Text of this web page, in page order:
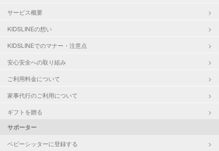
サービス概要
KIDSLINEの想い
KIDSLINEでのマナー・注意点
安心安全への取り組み
ご利用料金について
家事代行のご利用について
ギフトを贈る
サポーター
ベビーシッターに登録する